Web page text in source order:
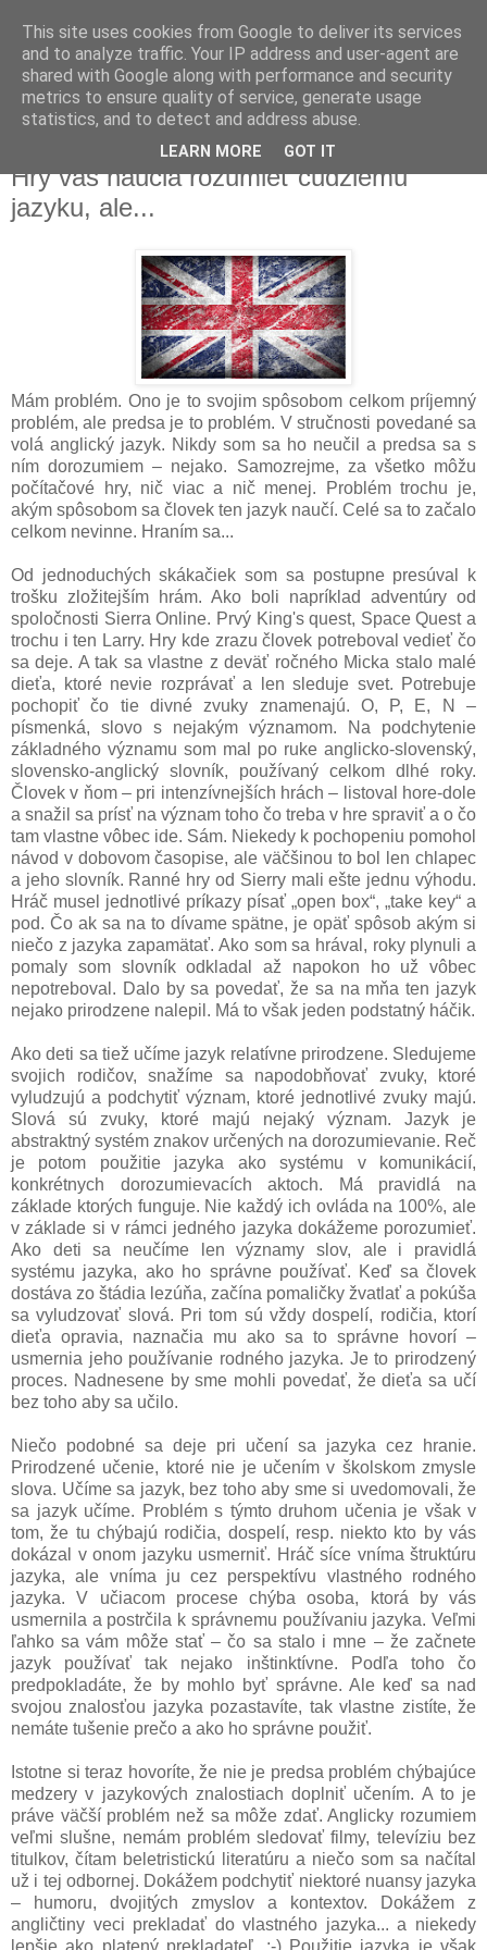
pondelok 5. októbra 2015
Hry vás naučia rozumieť cudziemu
jazyku, ale...
Mám problém. Ono je to svojim spôsobom celkom príjemný
problém, ale predsa je to problém. V stručnosti povedané sa
volá anglický jazyk. Nikdy som sa ho neučil a predsa sa s
ním dorozumiem – nejako. Samozrejme, za všetko môžu
počítačové hry, nič viac a nič menej. Problém trochu je,
akým spôsobom sa človek ten jazyk naučí. Celé sa to začalo
celkom nevinne. Hraním sa...
Od jednoduchých skákačiek som sa postupne presúval k
trošku zložitejším hrám. Ako boli napríklad adventúry od
spoločnosti Sierra Online. Prvý King's quest, Space Quest a
trochu i ten Larry. Hry kde zrazu človek potreboval vedieť čo
sa deje. A tak sa vlastne z deväť ročného Micka stalo malé
dieťa, ktoré nevie rozprávať a len sleduje svet. Potrebuje
pochopiť čo tie divné zvuky znamenajú. O, P, E, N –
písmenká, slovo s nejakým významom. Na podchytenie
základného významu som mal po ruke anglicko-slovenský,
slovensko-anglický slovník, používaný celkom dlhé roky.
Človek v ňom – pri intenzívnejších hrách – listoval hore-dole
a snažil sa prísť na význam toho čo treba v hre spraviť a o čo
tam vlastne vôbec ide. Sám. Niekedy k pochopeniu pomohol
návod v dobovom časopise, ale väčšinou to bol len chlapec
a jeho slovník. Ranné hry od Sierry mali ešte jednu výhodu.
Hráč musel jednotlivé príkazy písať „open box“, „take key“ a
pod. Čo ak sa na to dívame spätne, je opäť spôsob akým si
niečo z jazyka zapamätať. Ako som sa hrával, roky plynuli a
pomaly som slovník odkladal až napokon ho už vôbec
nepotreboval. Dalo by sa povedať, že sa na mňa ten jazyk
nejako prirodzene nalepil. Má to však jeden podstatný háčik.
Ako deti sa tiež učíme jazyk relatívne prirodzene. Sledujeme
svojich rodičov, snažíme sa napodobňovať zvuky, ktoré
vyludzujú a podchytiť význam, ktoré jednotlivé zvuky majú.
Slová sú zvuky, ktoré majú nejaký význam. Jazyk je
abstraktný systém znakov určených na dorozumievanie. Reč
je potom použitie jazyka ako systému v komunikácií,
konkrétnych dorozumievacích aktoch. Má pravidlá na
základe ktorých funguje. Nie každý ich ovláda na 100%, ale
v základe si v rámci jedného jazyka dokážeme porozumieť.
Ako deti sa neučíme len významy slov, ale i pravidlá
systému jazyka, ako ho správne používať. Keď sa človek
dostáva zo štádia lezúňa, začína pomaličky žvatlať a pokúša
sa vyludzovať slová. Pri tom sú vždy dospelí, rodičia, ktorí
dieťa opravia, naznačia mu ako sa to správne hovorí –
usmernia jeho používanie rodného jazyka. Je to prirodzený
proces. Nadnesene by sme mohli povedať, že dieťa sa učí
bez toho aby sa učilo.
Niečo podobné sa deje pri učení sa jazyka cez hranie.
Prirodzené učenie, ktoré nie je učením v školskom zmysle
slova. Učíme sa jazyk, bez toho aby sme si uvedomovali, že
sa jazyk učíme. Problém s týmto druhom učenia je však v
tom, že tu chýbajú rodičia, dospelí, resp. niekto kto by vás
dokázal v onom jazyku usmerniť. Hráč síce vníma štruktúru
jazyka, ale vníma ju cez perspektívu vlastného rodného
jazyka. V učiacom procese chýba osoba, ktorá by vás
usmernila a postrčila k správnemu používaniu jazyka. Veľmi
ľahko sa vám môže stať – čo sa stalo i mne – že začnete
jazyk používať tak nejako inštinktívne. Podľa toho čo
predpokladáte, že by mohlo byť správne. Ale keď sa nad
svojou znalosťou jazyka pozastavíte, tak vlastne zistíte, že
nemáte tušenie prečo a ako ho správne použiť.
Istotne si teraz hovoríte, že nie je predsa problém chýbajúce
medzery v jazykových znalostiach doplniť učením. A to je
práve väčší problém než sa môže zdať. Anglicky rozumiem
veľmi slušne, nemám problém sledovať filmy, televíziu bez
titulkov, čítam beletristickú literatúru a niečo som sa načítal
už i tej odbornej. Dokážem podchytiť niektoré nuansy jazyka
– humoru, dvojitých zmyslov a kontextov. Dokážem z
angličtiny veci prekladať do vlastného jazyka... a niekedy
lepšie ako platený prekladateľ. ;-) Použitie jazyka je však
This site uses cookies from Google to deliver its services
and to analyze traffic. Your IP address and user-agent are
shared with Google along with performance and security
metrics to ensure quality of service, generate usage
statistics, and to detect and address abuse.
LEARN MORE GOT IT